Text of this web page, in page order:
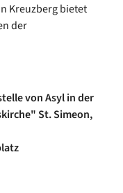
Kreuzberg bietet
der
von Asyl in der
St. Simeon,